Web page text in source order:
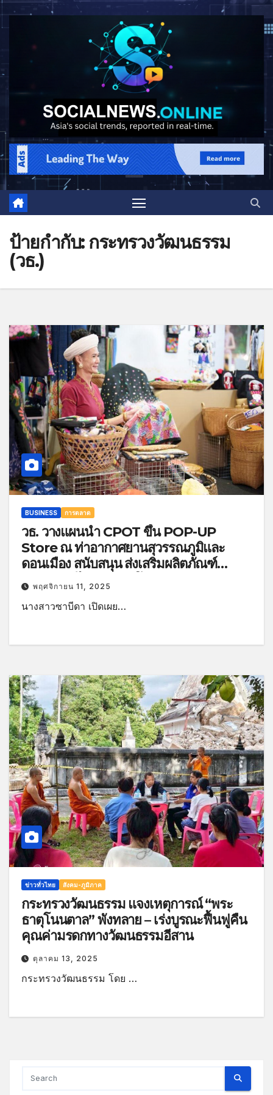
ป้ายกำกับ:กระทรวงวัฒนธรรม
(วธ.)
BUSINESS การตลาด
วธ. วางแผนนำ CPOT ขึ้น POP-UP
Store ณ ท่าอากาศยานสุวรรณภูมิและ
ดอนเมือง สนับสนุน ส่งเสริมผลิตภัณฑ์
วัฒนธรรมไทยสู่ระดับโลก พร้อมผุดแนวคิด
จัดทำ “แคตาล็อก CPOT” นำเสนอเป็นของ
ขวัญปีใหม่ และแนะผู้ประกอบการเข้าร่วม
เศรษฐกิจฐานรากอย่างยั่งยืน
พฤศจิกายน 11, 2025
นางสาวซาบีดา เปิดเผย…
ข่าวทั่วไทย สังคม-ภูมิภาค
กระทรวงวัฒนธรรม แจงเหตุการณ์ “พระ
ธาตุโนนตาล” พังทลาย – เร่งบูรณะฟื้นฟูคืน
คุณค่ามรดกทางวัฒนธรรมอีสาน
ตุลาคม 13, 2025
กระทรวงวัฒนธรรม โดย …